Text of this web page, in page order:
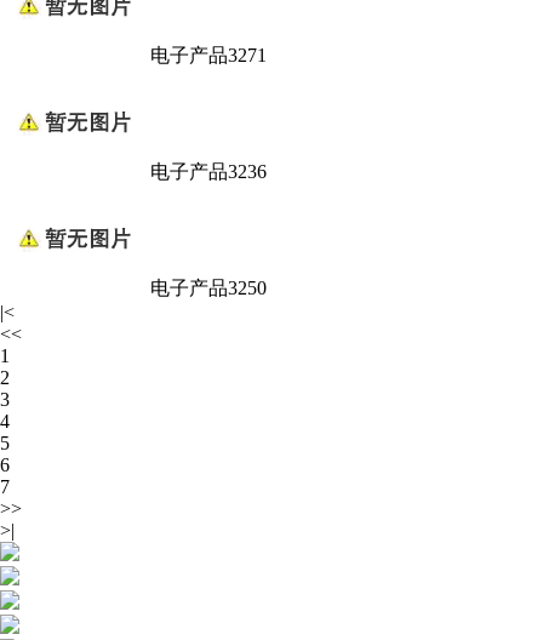
电子产品3271
电子产品3236
电子产品3250
|<
<<
1
2
3
4
5
6
7
>>
>|